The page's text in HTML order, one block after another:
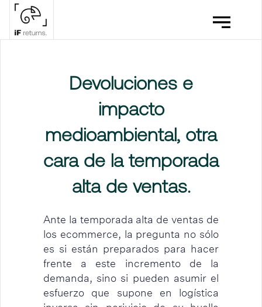
Devoluciones e
impacto
medioambiental, otra
cara de la temporada
alta de ventas.
Ante la temporada alta de ventas de
los ecommerce, la pregunta no sólo
es si están preparados para hacer
frente a este incremento de la
demanda, sino si pueden asumir el
esfuerzo que supone en logística